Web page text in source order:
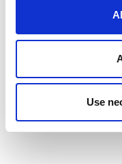
Use
PPS. Här kan du